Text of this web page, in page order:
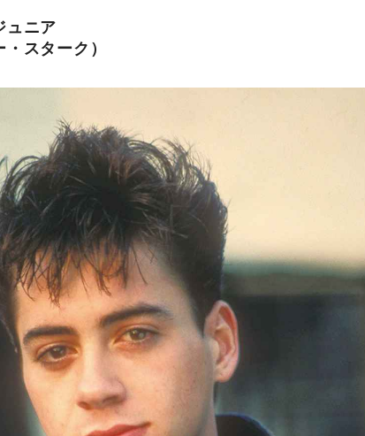
ュニア
スターク）